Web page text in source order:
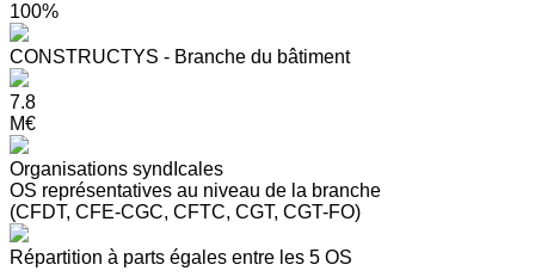
100%
CONSTRUCTYS - Branche du bâtiment
7.8
M€
Organisations syndIcales
OS représentatives au niveau de la branche
(CFDT, CFE-CGC, CFTC, CGT, CGT-FO)
Répartition à parts égales entre les 5 OS